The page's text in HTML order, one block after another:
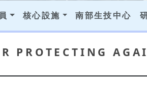
核心設施 南部生技中心
PROTECTING